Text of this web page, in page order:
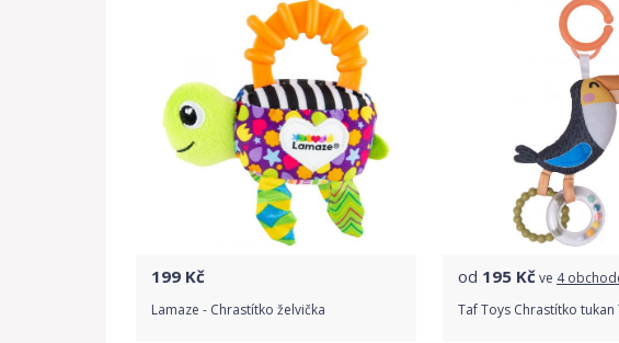
Detail produktu Detail
199 Kč
Lamaze - Chrastítko želvička
od 195 Kčve 4
Taf Toys Chrastítko tukan